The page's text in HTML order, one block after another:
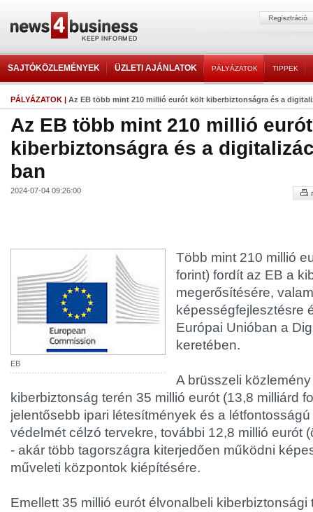
SAJTÓKÖZLEMÉNYEK ÜZLETI AJÁNLATOK PÁLYÁZATOK TIPPEK
PÁLYÁZATOK | Az EB több mint 210 millió eurót költ kiberbiztonságra és a
Az EB több mint 210 millió
kiberbiztonságra és a
ban
2024-07-04 09:26:00
EB
Több mint 210 millió
forint) fordít az EB a
megerősítésére,
képességfejlesztésre
Európai Unióban a
keretében.
A brüsszeli
kiberbiztonság terén 35 millió eurót (13,8 milliárd
jelentősebb ipari létesítmények és a
védelmét célzó tervekre, további 12,8 millió eurót
- akár több tagországra kiterjedően működni
műveleti központok kiépítésére.
Emellett 35 millió eurót élvonalbeli